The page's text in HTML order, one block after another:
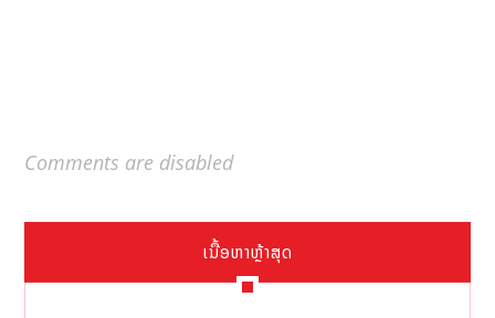
Comments are disabled
ເນື້ອຫາຫຼ້າສຸດ